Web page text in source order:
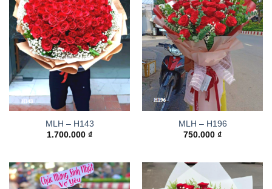
MLH – H143
1.700.000 ₫
MLH – H196
750.000 ₫